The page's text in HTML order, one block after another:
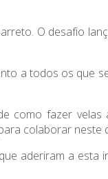
O desafio
a todos os que
como fazer
colaborar neste
aderiram a esta